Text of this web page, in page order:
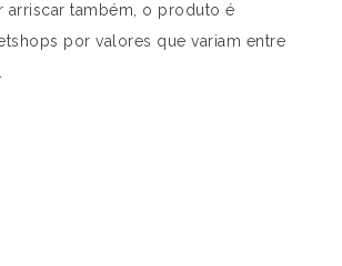
arriscar também, o produto é
por valores que variam entre